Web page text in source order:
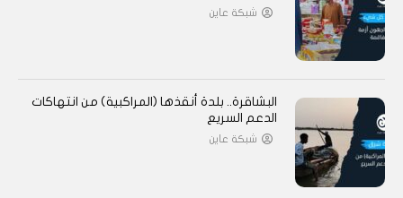
شبكة عاين
البشاقرة.. بلدة أنقذها (المراكبية) من انتهاكات
الدعم السريع
شبكة عاين